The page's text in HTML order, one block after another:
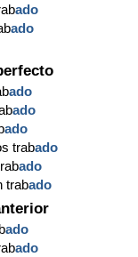
ado
ado
ado
ado
ado
trabado
ado
trabado
ado
ado